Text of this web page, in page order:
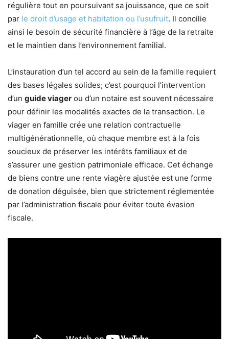
régulière tout en poursuivant sa jouissance, que ce soit
par le droit d’usage et habitation ou l’usufruit. Il concilie
ainsi le besoin de sécurité financière à l’âge de la retraite
et le maintien dans l’environnement familial.
L’instauration d’un tel accord au sein de la famille requiert
des bases légales solides; c’est pourquoi l’intervention
d’un guide viager ou d’un notaire est souvent nécessaire
pour définir les modalités exactes de la transaction. Le
viager en famille crée une relation contractuelle
multigénérationnelle, où chaque membre est à la fois
soucieux de préserver les intérêts familiaux et de
s’assurer une gestion patrimoniale efficace. Cet échange
de biens contre une rente viagère ajustée est une forme
de donation déguisée, bien que strictement réglementée
par l’administration fiscale pour éviter toute évasion
fiscale.